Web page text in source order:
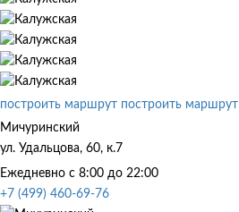
построить маршрут построить маршрут
Мичуринский
ул. Удальцова, 60, к.7
Ежедневно с 8:00 до 22:00
+7 (499) 460-69-76